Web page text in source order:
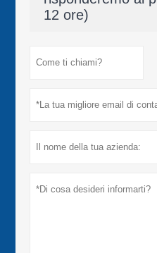
12 ore)